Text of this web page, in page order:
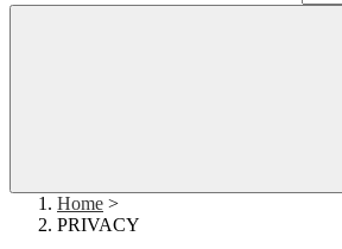
Home >
PRIVACY